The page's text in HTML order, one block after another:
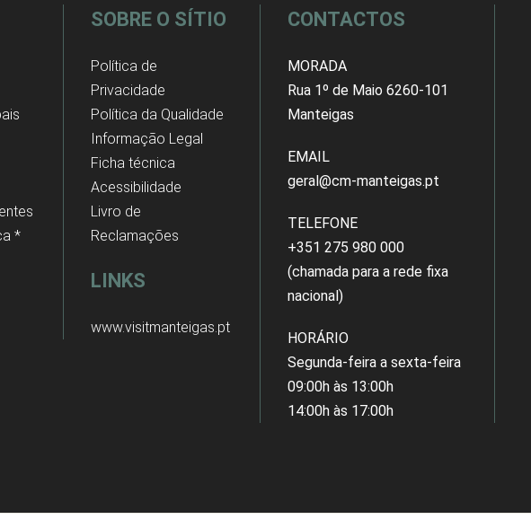
*
SOBRE O SÍTIO
Política de
Privacidade
Política da Qualidade
Informação Legal
Ficha técnica
Acessibilidade
Livro de
Reclamações
LINKS
www.visitmanteigas.pt
CONTACTOS
MORADA
Rua 1º de Maio 6260-101
Manteigas
EMAIL
geral@cm-manteigas.pt
TELEFONE
+351 275 980 000
(chamada para a rede fixa
nacional)
HORÁRIO
Segunda-feira a sexta-feira
09:00h às 13:00h
14:00h às 17:00h